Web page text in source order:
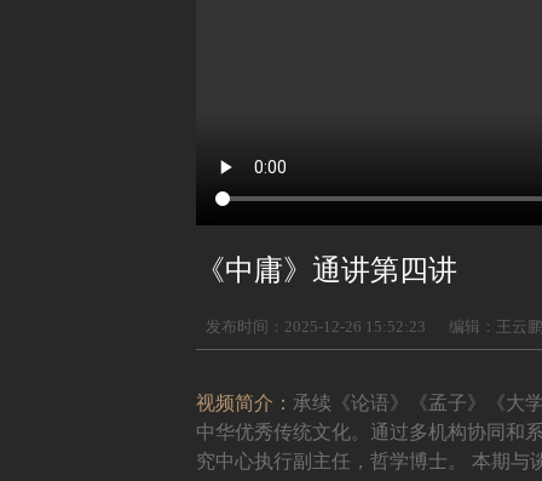
《中庸》通讲第四讲
发布时间：2025-12-26 15:52:23 编辑：王云鹏
视频简介： 承续《论语》《孟子》《大
中华优秀传统文化。通过多机构协同和
究中心执行副主任，哲学博士。 本期